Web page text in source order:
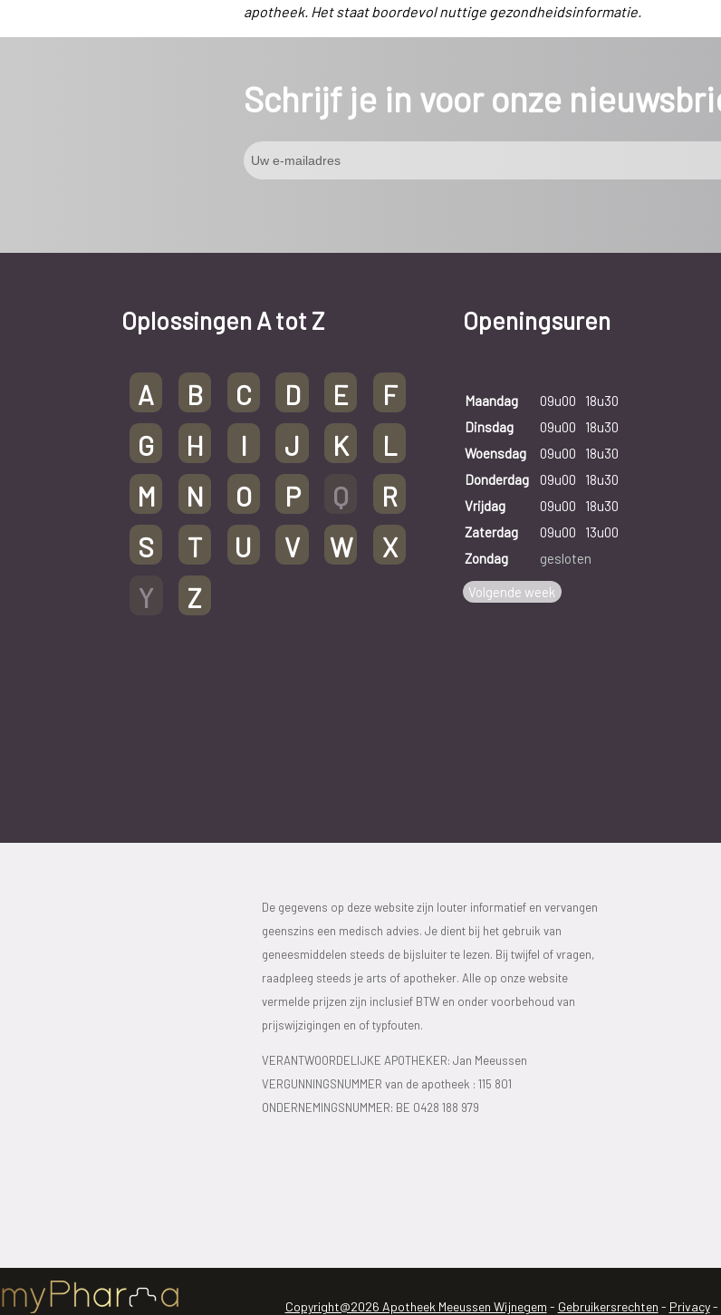
apotheek. Het staat boordevol nuttige gezondheidsinformatie.
Schrijf je in voor onze
Oplossingen A tot Z
A B C D E
F
G
H I J K
L
M
N O P Q
R
S
T U V W
X
Y
Z
Openingsuren
Maandag 09u00
18u30
Dinsdag
09u00
18u30
Woensdag
09u00
18u30
Donderdag
09u00
18u30
Vrijdag
09u00
18u30
Zaterdag
09u00
13u00
Zondag
gesloten
Volgende week
De gegevens op deze website zijn louter informatief en vervangen
geenszins een medisch advies. Je dient bij het gebruik van
geneesmiddelen steeds de bijsluiter te lezen. Bij twijfel of vragen,
raadpleeg steeds je arts of apotheker. Alle op onze website
vermelde prijzen zijn inclusief BTW en onder voorbehoud van
prijswijzigingen en of typfouten.
VERANTWOORDELIJKE APOTHEKER: Jan Meeussen
VERGUNNINGSNUMMER van de apotheek : 115 801
ONDERNEMINGSNUMMER: BE 0428 188 979
Copyright@2026 Apotheek Meeussen Wijnegem - Gebruikersrechten - Privacy-